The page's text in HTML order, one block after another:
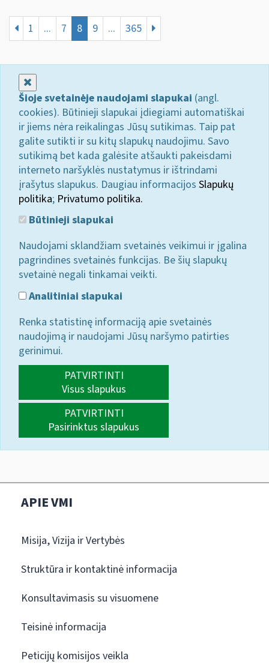
1 ... 7 8 9 ... 365
Šioje svetainėje naudojami slapukai (angl.
cookies). Būtinieji slapukai įdiegiami automatiškai
ir jiems nėra reikalingas Jūsų sutikimas. Taip pat
galite sutikti ir su kitų slapukų naudojimu. Savo
sutikimą bet kada galėsite atšaukti pakeisdami
interneto naršyklės nustatymus ir ištrindami
įrašytus slapukus. Daugiau informacijos Slapukų
politika; Privatumo politika.
Būtinieji slapukai
Naudojami sklandžiam svetainės veikimui ir įgalina
pagrindines svetainės funkcijas. Be šių slapukų
svetainė negali tinkamai veikti.
Analitiniai slapukai
Renka statistinę informaciją apie svetainės
naudojimą ir naudojami Jūsų naršymo patirties
gerinimui.
PATVIRTINTI
Visus slapukus
PATVIRTINTI
Pasirinktus slapukus
APIE VMI
Misija, Vizija ir Vertybės
Struktūra ir kontaktinė informacija
Konsultavimasis su visuomene
Teisinė informacija
Peticijų komisijos veikla